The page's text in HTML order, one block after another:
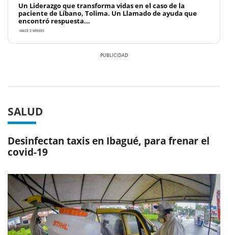
Un Liderazgo que transforma vidas en el caso de la
paciente de Líbano, Tolima. Un Llamado de ayuda que
encontró respuesta...
HACE 2 MESES
SALUD
Desinfectan taxis en Ibagué, para frenar el
covid-19